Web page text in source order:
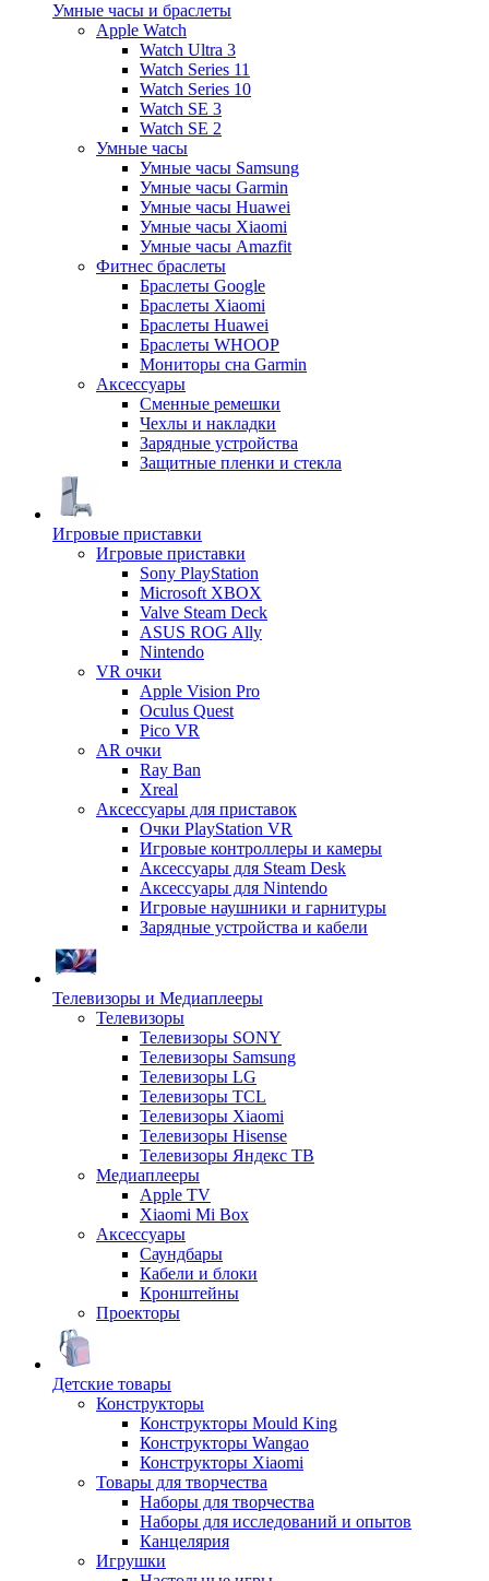
Умные часы и браслеты
Apple Watch
Watch Ultra 3
Watch Series 11
Watch Series 10
Watch SE 3
Watch SE 2
Умные часы
Умные часы Samsung
Умные часы Garmin
Умные часы Huawei
Умные часы Xiaomi
Умные часы Amazfit
Фитнес браслеты
Браслеты Google
Браслеты Xiaomi
Браслеты Huawei
Браслеты WHOOP
Мониторы сна Garmin
Аксессуары
Сменные ремешки
Чехлы и накладки
Зарядные устройства
Защитные пленки и стекла
Игровые приставки
Игровые приставки
Sony PlayStation
Microsoft XBOX
Valve Steam Deck
ASUS ROG Ally
Nintendo
VR очки
Apple Vision Pro
Oculus Quest
Pico VR
AR очки
Ray Ban
Xreal
Аксессуары для приставок
Очки PlayStation VR
Игровые контроллеры и камеры
Аксессуары для Steam Desk
Аксессуары для Nintendo
Игровые наушники и гарнитуры
Зарядные устройства и кабели
Телевизоры и Медиаплееры
Телевизоры
Телевизоры SONY
Телевизоры Samsung
Телевизоры LG
Телевизоры TCL
Телевизоры Xiaomi
Телевизоры Hisense
Телевизоры Яндекс ТВ
Медиаплееры
Apple TV
Xiaomi Mi Box
Аксессуары
Саундбары
Кабели и блоки
Кронштейны
Проекторы
Детские товары
Конструкторы
Конструкторы Mould King
Конструкторы Wangao
Конструкторы Xiaomi
Товары для творчества
Наборы для творчества
Наборы для исследований и опытов
Канцелярия
Игрушки